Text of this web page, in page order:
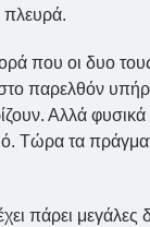
πλευρά.
που οι δυο τους
στο παρελθόν
Αλλά φυσικά
Τώρα τα
πάρει μεγάλες